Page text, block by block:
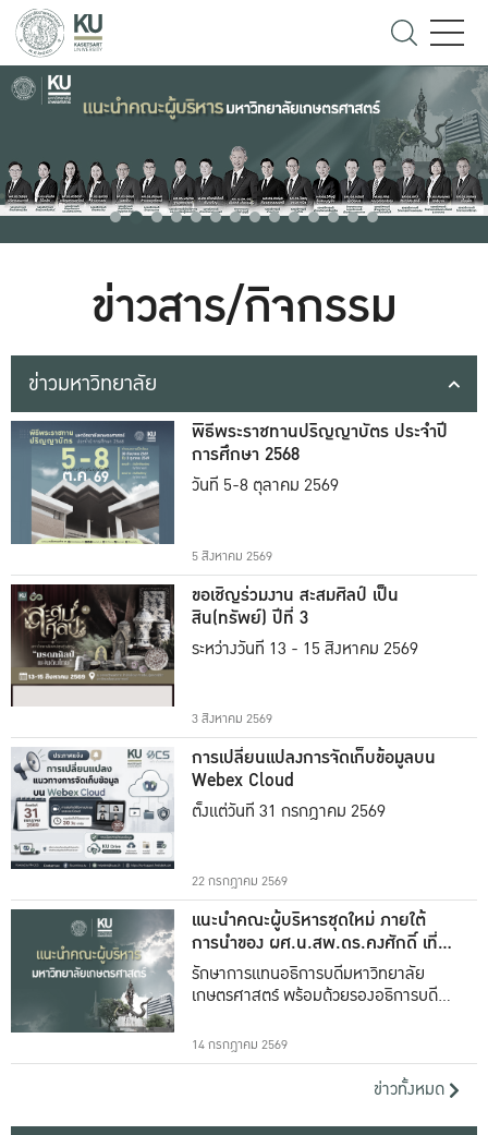
ข่าวสาร/กิจกรรม
ข่าวมหาวิทยาลัย
พิธีพระราชทานปริญญาบัตร ประจำปี
การศึกษา 2568
วันที่ 5-8 ตุลาคม 2569
5 สิงหาคม 2569
ขอเชิญร่วมงาน สะสมศิลป์ เป็น
สิน(ทรัพย์) ปีที่ 3
ระหว่างวันที่ 13 - 15 สิงหาคม 2569
3 สิงหาคม 2569
การเปลี่ยนแปลงการจัดเก็บข้อมูลบน
Webex Cloud
ตั้งแต่วันที่ 31 กรกฎาคม 2569
22 กรกฎาคม 2569
แนะนำคณะผู้บริหารชุดใหม่ ภายใต้
การนำของ ผศ.น.สพ.ดร.คงศักดิ์ เที่ยง
ธรรม
รักษาการแทนอธิการบดีมหาวิทยาลัย
เกษตรศาสตร์ พร้อมด้วยรองอธิการบดีทั้ง
14 กรกฎาคม 2569
ข่าวทั้งหมด